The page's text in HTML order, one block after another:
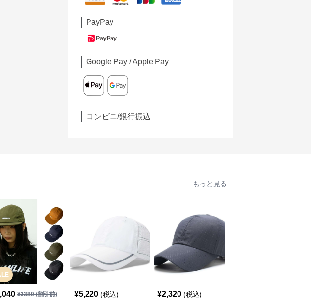
PayPay
Google Pay / Apple Pay
コンビニ/銀行振込
もっと見る
¥3380(割引前) ¥5,220 (税込) ¥2,320 (税込)